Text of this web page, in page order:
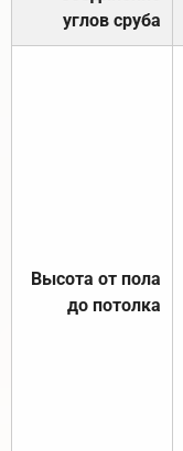
углов сруба
Высота от пола
до потолка